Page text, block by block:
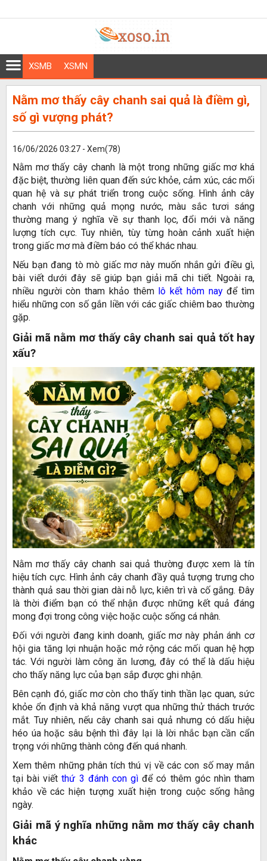
XSMB XSMN
Nằm mơ thấy cây chanh sai quả là điềm gì,
số gì vượng phát?
16/06/2026 03:27 - Xem(78)
Nằm mơ thấy cây chanh là một trong những giấc mơ khá
đặc biệt, thường liên quan đến sức khỏe, cảm xúc, các mối
quan hệ và sự phát triển trong cuộc sống. Hình ảnh cây
chanh với những quả mọng nước, màu sắc tươi sáng
thường mang ý nghĩa về sự thanh lọc, đổi mới và năng
lượng tích cực. Tuy nhiên, tùy từng hoàn cảnh xuất hiện
trong giấc mơ mà điềm báo có thể khác nhau.
Nếu bạn đang tò mò giấc mơ này muốn nhắn gửi điều gì,
bài viết dưới đây sẽ giúp bạn giải mã chi tiết. Ngoài ra,
nhiều người còn tham khảo thêm lô kết hôm nayđể tìm
hiểu những con số gắn liền với các giấc chiêm bao thường
gặp.
Giải mã nằm mơ thấy cây chanh sai quả tốt hay
xấu?
Nằm mơ thấy cây chanh sai quả thường được xem là tín
hiệu tích cực. Hình ảnh cây chanh đầy quả tượng trưng cho
thành quả sau thời gian dài nỗ lực, kiên trì và cố gắng. Đây
là thời điểm bạn có thể nhận được những kết quả đáng
mong đợi trong công việc hoặc cuộc sống cá nhân.
Đối với người đang kinh doanh, giấc mơ này phản ánh cơ
hội gia tăng lợi nhuận hoặc mở rộng các mối quan hệ hợp
tác. Với người làm công ăn lương, đây có thể là dấu hiệu
cho thấy năng lực của bạn sắp được ghi nhận.
Bên cạnh đó, giấc mơ còn cho thấy tinh thần lạc quan, sức
khỏe ổn định và khả năng vượt qua những thử thách trước
mắt. Tuy nhiên, nếu cây chanh sai quả nhưng có dấu hiệu
héo úa hoặc sâu bệnh thì đây lại là lời nhắc bạn cần cẩn
trọng với những thành công đến quá nhanh.
Xem thêm những phân tích thú vị về các con số may mắn
tại bài viếtthứ 3 đánh con gì để có thêm góc nhìn tham
khảo về các hiện tượng xuất hiện trong cuộc sống hằng
ngày.
Giải mã ý nghĩa những nằm mơ thấy cây chanh
khác